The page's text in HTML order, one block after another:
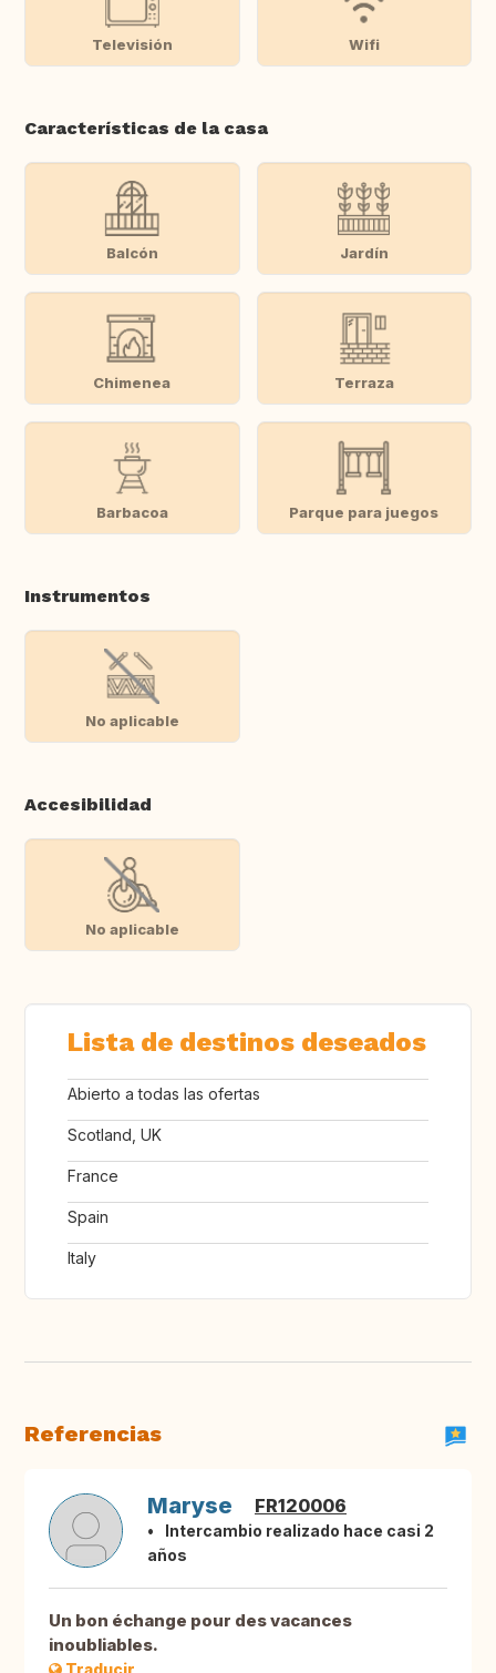
Televisión Wifi
Características de la casa
Balcón Jardín
Chimenea Terraza
Barbacoa Parque para juegos
Instrumentos
No aplicable
Accesibilidad
No aplicable
Lista de destinos deseados
Abierto a todas las ofertas
Scotland, UK
France
Spain
Italy
Referencias
Maryse FR120006
Intercambio realizado hace casi 2
años
Un bon échange pour des vacances
inoubliables.